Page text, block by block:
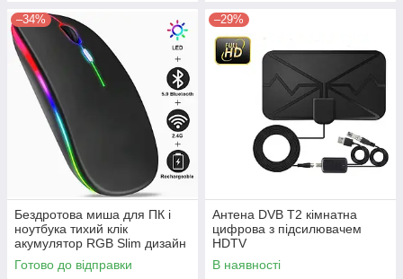
–34%
Бездротова миша для ПК і
ноутбука тихий клік
акумулятор RGB Slim дизайн
Готово до відправки
–29%
Антена DVB Т2 кімнатна
цифрова з підсилювачем
HDTV
В наявності